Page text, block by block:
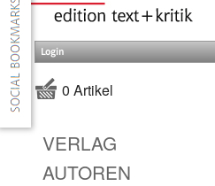
Login
0 Artikel
VERLAG
AUTOREN